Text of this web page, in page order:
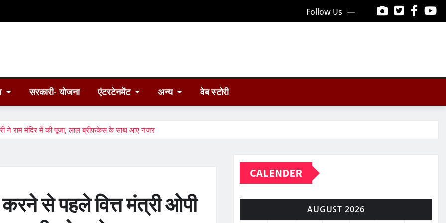
Follow Us
सरकारी- योजना एंटरटेनमेंट अन्य वेब स्टोरी
ने राम मंदिर में की पूजा, लाल ब्रीफकेस के साथ आए नजर
से पहले वित्त मंत्री ओपी
CALENDER
AUGUST 2026